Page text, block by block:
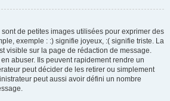
de petites images utilisées pour exprimer des
exemple : :) signifie joyeux, :( signifie triste. La
visible sur la page de rédaction de message.
abuser. Ils peuvent rapidement rendre un
peut décider de les retirer ou simplement
peut aussi avoir défini un nombre